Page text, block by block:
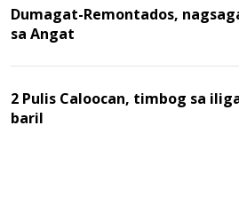
Dumagat-Remontados,
sa Angat
2 Pulis Caloocan, timbog sa
baril